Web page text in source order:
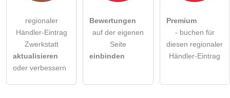
regionaler
Händler-Eintrag
Zwerkstatt
aktualisieren
oder verbessern
Bewertungen
auf der eigenen
Seite
einbinden
Premium
- buchen für
diesen regionaler
Händler-Eintrag